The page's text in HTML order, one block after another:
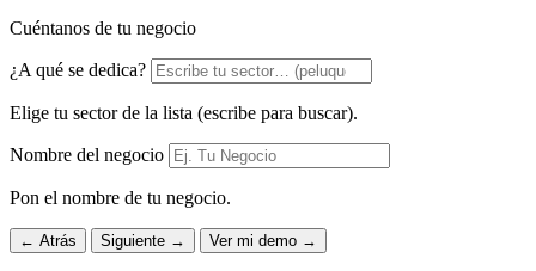
Cuéntanos de tu negocio
¿A qué se dedica?
Elige tu sector de la lista (escribe para buscar).
Nombre del negocio
Pon el nombre de tu negocio.
← Atrás Siguiente → Ver mi demo →